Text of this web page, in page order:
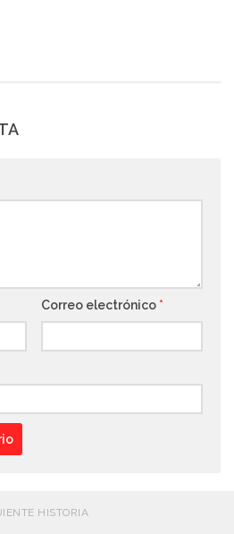
Correo electrónico *
HISTORIA